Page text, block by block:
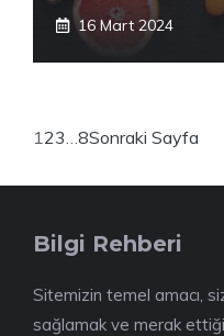
16 Mart 2024
1 23 8Sonraki Sayfa
Bilgi Rehberi
Sitemizin temel amacı,
sağlamak ve merak